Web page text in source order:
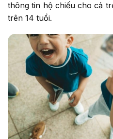
thông tin hộ chiếu cho cả
trên 14 tuổi.